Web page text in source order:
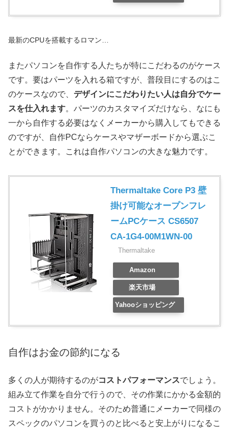
最新のCPUを搭載するロマン…
またパソコンを自作する人たちが特にこだわるのがケース
です。要はパーツを入れる箱ですが、普段目にするのはこ
のケースなので、 デザインにこだわりたい人は自分でケー
スを仕入れます。パーツのカスタマイズだけなら、なにも
一から自作する必要はなくメーカーから購入してもできる
のですが、自作PCならケースやマザーボードから選ぶこ
とができます。これは自作パソコンの大きな魅力です。
Thermaltake Core P3 壁
掛け可能なオープンフレ
ームPCケース CS6507
CA-1G4-00M1WN-00
Thermaltake
Amazon
楽天市場
Yahooショッピング
自作はお金の節約になる
多くの人が期待するのがコストパフォーマンスでしょう。
組み立て作業を自分で行うので、その作業にかかる金額的
コストがかかりません。そのため普通にメーカーで同様の
スペックのパソコンを買うのと比べると安上がりになるこ